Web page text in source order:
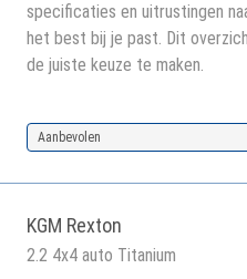
specificaties en uitrustingen
het best bij je past. Dit
de juiste keuze te maken.
Aanbevolen
KGM Rexton
2.2 4x4 auto Titanium